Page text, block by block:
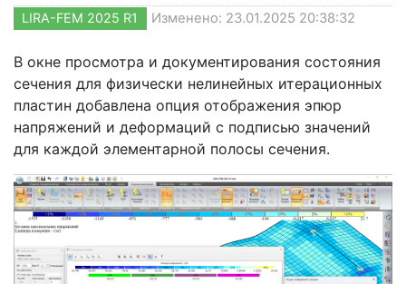
LIRA-FEM 2025 R1 Изменено: 23.01.2025 20:38:32
В окне просмотра и документирования состояния
сечения для физически нелинейных итерационных
пластин добавлена опция отображения эпюр
напряжений и деформаций с подписью значений
для каждой элементарной полосы сечения.